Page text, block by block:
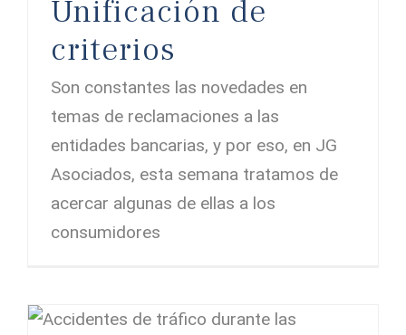
Unificación de
criterios
Son constantes las novedades en
temas de reclamaciones a las
entidades bancarias, y por eso, en JG
Asociados, esta semana tratamos de
acercar algunas de ellas a los
consumidores